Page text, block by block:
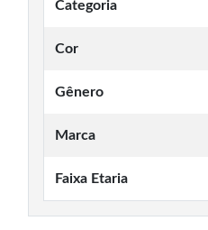
Categoria
Cor
Gênero
Marca
Faixa Etaria